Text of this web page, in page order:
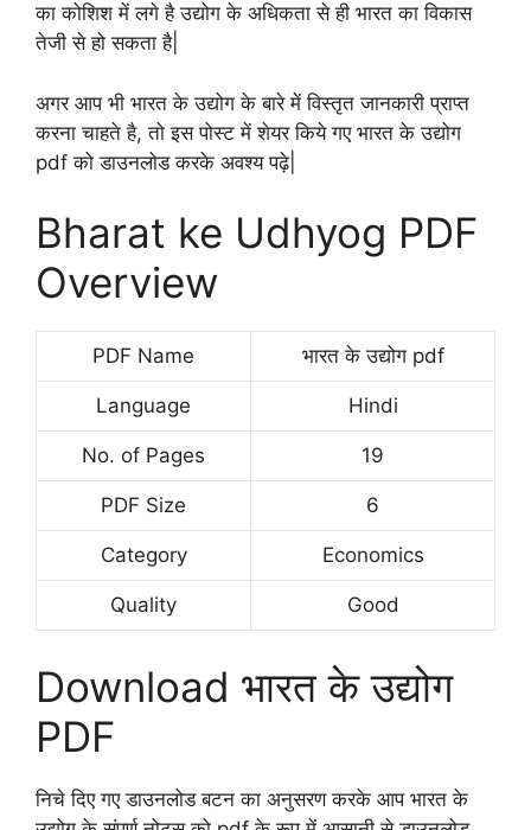
का कोशिश में लगे है उद्योग के अधिकता से ही भारत का विकास
तेजी से हो सकता है|
अगर आप भी भारत के उद्योग के बारे में विस्तृत जानकारी प्राप्त
करना चाहते है, तो इस पोस्ट में शेयर किये गए भारत के उद्योग
pdf को डाउनलोड करके अवश्य पढ़े|
Bharat ke Udhyog PDF
Overview
PDF Name भारत के उद्योग pdf
Language Hindi
No. of Pages 19
PDF Size 6
Category Economics
Quality Good
Download भारत के उद्योग
PDF
निचे दिए गए डाउनलोड बटन का अनुसरण करके आप भारत के